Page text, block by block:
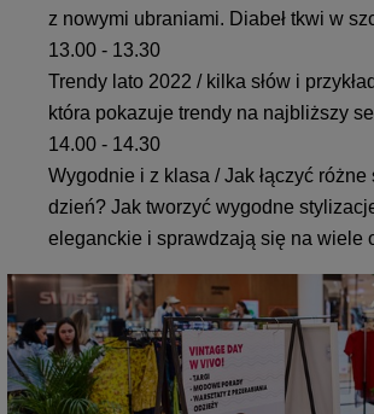
z nowymi ubraniami. Diabeł tkwi w
13.00 - 13.30
Trendy lato 2022 / kilka słów i
która pokazuje trendy na najbliższy
14.00 - 14.30
Wygodnie i z klasa / Jak łączyć różne
dzień? Jak tworzyć wygodne
eleganckie i sprawdzają się na wiele